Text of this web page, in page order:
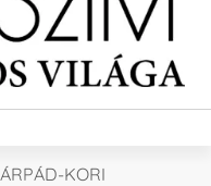
ÁRPÁD-KORI